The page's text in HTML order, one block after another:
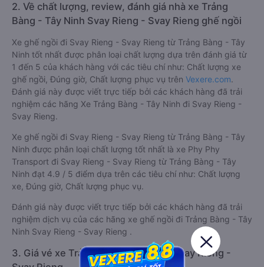
2. Về chất lượng, review, đánh giá nhà xe Trảng
Bàng - Tây Ninh Svay Rieng - Svay Rieng ghế ngồi
Xe ghế ngồi đi Svay Rieng - Svay Rieng từ Trảng Bàng - Tây
Ninh tốt nhất được phân loại chất lượng dựa trên đánh giá từ
1 đến 5 của khách hàng với các tiêu chí như: Chất lượng xe
ghế ngồi, Đúng giờ, Chất lượng phục vụ trên Vexere.com.
Đánh giá này được viết trực tiếp bởi các khách hàng đã trải
nghiệm các hãng Xe Trảng Bàng - Tây Ninh đi Svay Rieng -
Svay Rieng.
Xe ghế ngồi đi Svay Rieng - Svay Rieng từ Trảng Bàng - Tây
Ninh được phân loại chất lượng tốt nhất là xe Phy Phy
Transport đi Svay Rieng - Svay Rieng từ Trảng Bàng - Tây
Ninh đạt 4.9 / 5 điểm dựa trên các tiêu chí như: Chất lượng
xe, Đúng giờ, Chất lượng phục vụ.
Đánh giá này được viết trực tiếp bởi các khách hàng đã trải
nghiệm dịch vụ của các hãng xe ghế ngồi đi Trảng Bàng - Tây
Ninh Svay Rieng - Svay Rieng .
3. Giá vé xe Trảng Bàng - Tây Ninh Svay Rieng -